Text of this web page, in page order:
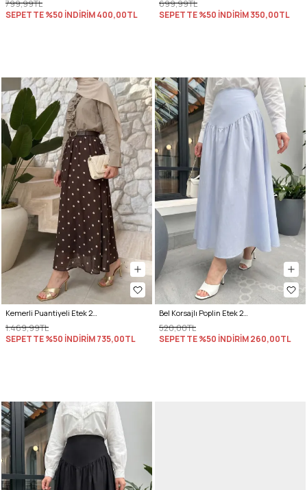
799,99TL
SEPETTE %50 İNDİRİM400,00TL
699,99TL
SEPETTE %50 İNDİRİM350,00TL
Kemerli Puantiyeli Etek 26112 - KAHVERENGİ
1.469,99TL
SEPETTE %50 İNDİRİM735,00TL
Bel Korsajlı Poplin Etek 26061 - BEBE MAVİSİ
520,00TL
SEPETTE %50 İNDİRİM260,00TL